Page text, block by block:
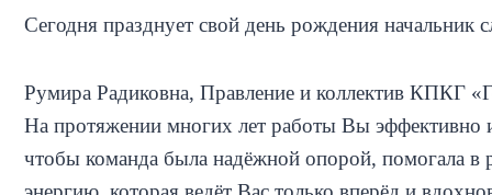
Сегодня празднует свой день рождения
Румира Радиковна, Правление и коллектив КПКГ
На протяжении многих лет работы Вы эффективно и
чтобы команда была надёжной опорой, помогала в